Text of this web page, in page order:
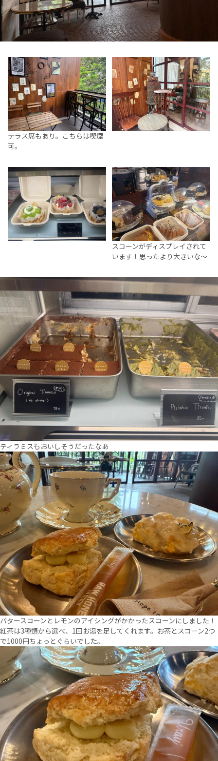
テラス席もあり。こちらは喫煙
可。
スコーンがディスプレイされて
います！思ったより大きいな～
ティラミスもおいしそうだったなあ
バタースコーンとレモンのアイシングがかかったスコーンにしました！
紅茶は3種類から選べ、1回お湯を足してくれます。お茶とスコーン2つ
で1000円ちょっとぐらいでした。